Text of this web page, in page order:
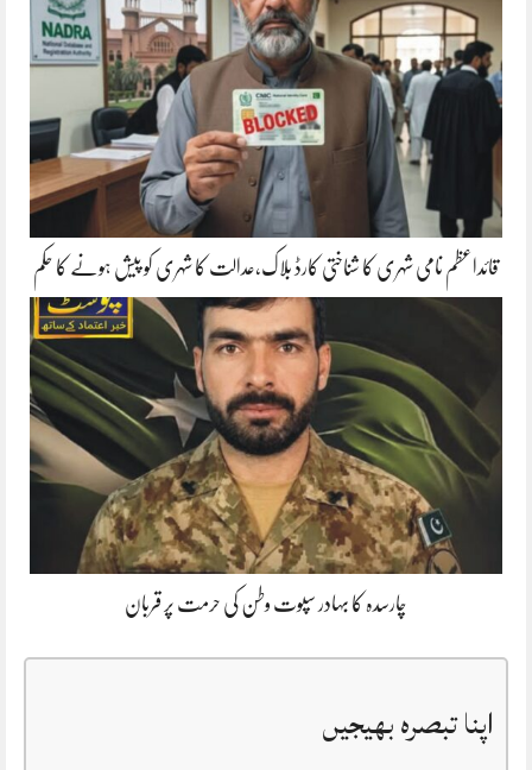
قائداعظم نامی شہری کا شناختی کارڈ بلاک،عدالت کا شہری کو پیش ہونے کا حکم
چارسدہ کا بہادر سپوت وطن کی حرمت پر قربان
اپنا تبصرہ بھیجیں